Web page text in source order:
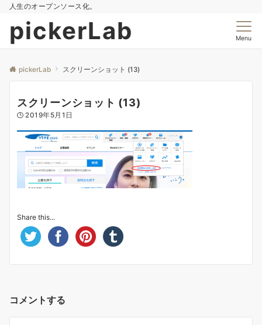
人生のオープンソース化。
pickerLab Menu
pickerLab スクリーンショット (13)
スクリーンショット (13)
2019年5月1日
Share this...
コメントする